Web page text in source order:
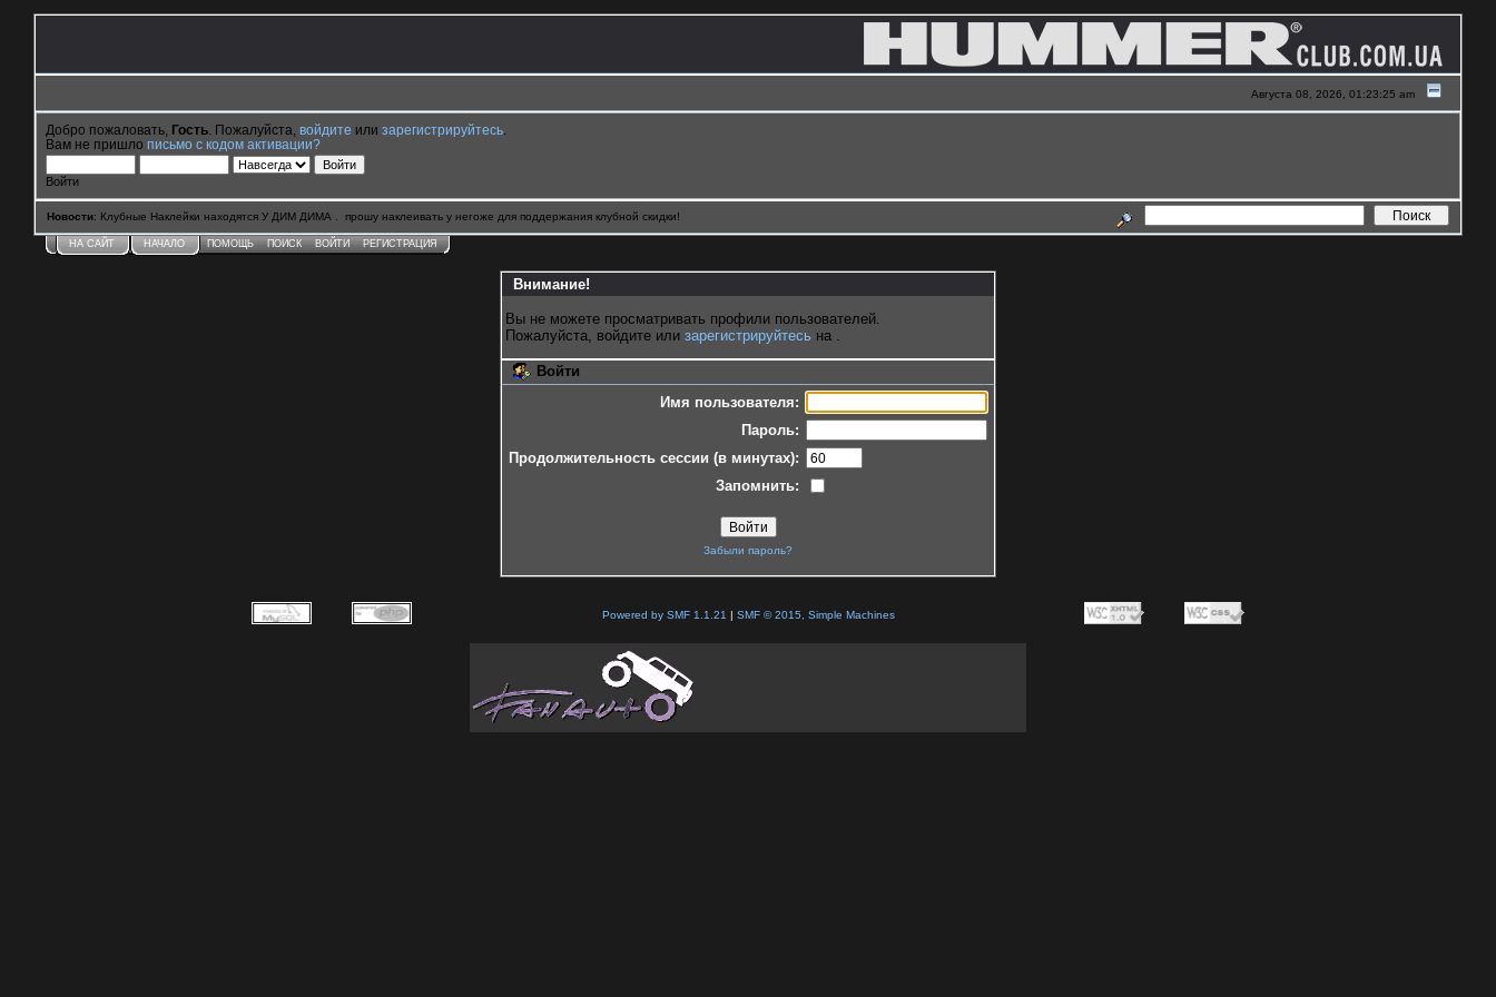
Августа 08, 2026, 01:23:25 am
Добро пожаловать, Гость . Пожалуйста, войдите или зарегистрируйтесь
Вам не пришло письмо с кодом активации?
Войти
Новости: Клубные Наклейки находятся У ДИМ ДИМА . прошу наклеивать у негоже для поддержания клубной скидки!
НА САЙТ НАЧАЛО ПОМОЩЬ ПОИСК ВОЙТИ РЕГИСТРАЦИЯ
Внимание!
Вы не можете просматривать профили пользователей.
Пожалуйста, войдите или зарегистрируйтесь на .
Войти
Имя пользователя:
Пароль:
Продолжительность сессии (в минутах):
Запомнить:
Забыли пароль?
Powered by SMF 1.1.21 | SMF © 2015, Simple Machines